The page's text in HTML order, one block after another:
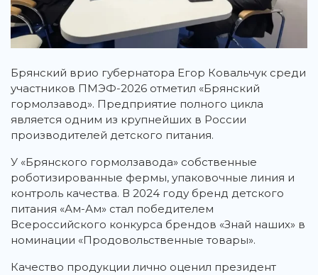
Брянский врио губернатора Егор Ковальчук среди
участников ПМЭФ-2026 отметил «Брянский
гормолзавод». Предприятие полного цикла
является одним из крупнейших в России
производителей детского питания.
У «Брянского гормолзавода» собственные
роботизированные фермы, упаковочные линия и
контроль качества. В 2024 году бренд детского
питания «Ам-Ам» стал победителем
Всероссийского конкурса брендов «Знай наших» в
номинации «Продовольственные товары».
Качество продукции лично оценил президент